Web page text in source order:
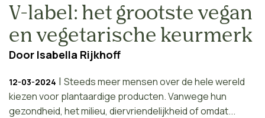
V-label: het grootste vegan
en vegetarische keurmerk
Door Isabella Rijkhoff
12-03-2024 | Steeds meer mensen over de hele wereld
kiezen voor plantaardige producten. Vanwege hun
gezondheid, het milieu, diervriendelijkheid of omdat...